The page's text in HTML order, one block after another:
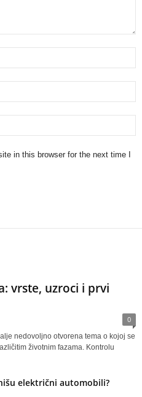
in this browser for the next time I
vrste, uzroci i prvi
0
nedovoljno otvorena tema o kojoj se
životnim fazama. Kontrolu
električni automobili?